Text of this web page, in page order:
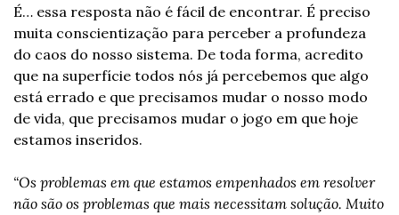
É… essa resposta não é fácil de encontrar. É preciso
muita conscientização para perceber a profundeza
do caos do nosso sistema. De toda forma, acredito
que na superfície todos nós já percebemos que algo
está errado e que precisamos mudar o nosso modo
de vida, que precisamos mudar o jogo em que hoje
estamos inseridos.
“Os problemas em que estamos empenhados em resolver
não são os problemas que mais necessitam solução. Muito